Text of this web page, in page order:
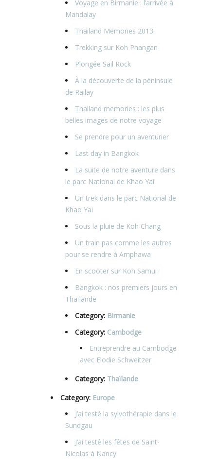
Voyage en Birmanie : l’arrivée à
Mandalay
Thailand Memories 2013
Trekking sur Koh Phangan
Plongée Sail Rock
À la découverte de la péninsule
de Railay
Thailand memories : les plus
belles images de notre voyage
Se prendre pour un aventurier
Last day in Bangkok
La suite de notre aventure dans
le parc National de Khao Yai
Un trek dans le parc National de
Khao Yai
Sous la pluie de Koh Chang
Un train pas comme les autres
pour se rendre à Amphawa
En scooter sur Koh Samui
Bangkok : nos premiers jours en
Thaïlande
Category: Birmanie
Category: Cambodge
Entreprendre au Cambodge
avec Elodie Schweitzer
Category: Thaïlande
Category: Europe
J’ai testé la sylvothérapie dans le
Sundgau
J’ai testé les fêtes de Saint-
Nicolas à Nancy